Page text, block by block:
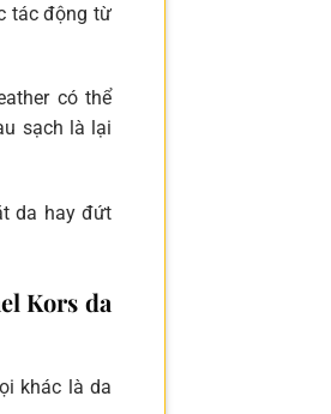
tác động từ
có thể
sạch là lại
da hay đứt
Kors da
khác là da